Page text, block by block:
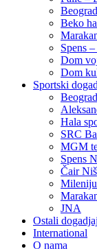
Beko
Spens
Dom
Dom
Sportski
Hala
SRC
MGM
Spens
Čair Niš
JNA
Ostali
International
O nama